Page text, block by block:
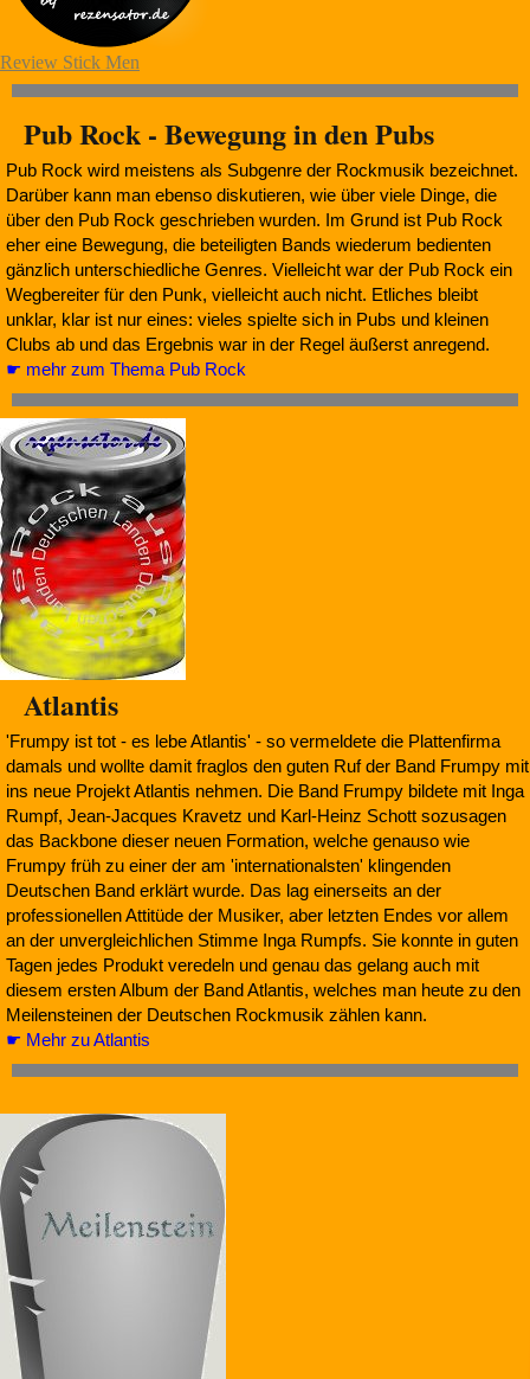
Review Stick Men
Pub Rock - Bewegung in den Pubs
Pub Rock wird meistens als Subgenre der Rockmusik bezeichnet.
Darüber kann man ebenso diskutieren, wie über viele Dinge, die
über den Pub Rock geschrieben wurden. Im Grund ist Pub Rock
eher eine Bewegung, die beteiligten Bands wiederum bedienten
gänzlich unterschiedliche Genres. Vielleicht war der Pub Rock ein
Wegbereiter für den Punk, vielleicht auch nicht. Etliches bleibt
unklar, klar ist nur eines: vieles spielte sich in Pubs und kleinen
Clubs ab und das Ergebnis war in der Regel äußerst anregend.
☛ mehr zum Thema Pub Rock
Atlantis
'Frumpy ist tot - es lebe Atlantis' - so vermeldete die Plattenfirma
damals und wollte damit fraglos den guten Ruf der Band Frumpy mit
ins neue Projekt Atlantis nehmen. Die Band Frumpy bildete mit Inga
Rumpf, Jean-Jacques Kravetz und Karl-Heinz Schott sozusagen
das Backbone dieser neuen Formation, welche genauso wie
Frumpy früh zu einer der am 'internationalsten' klingenden
Deutschen Band erklärt wurde. Das lag einerseits an der
professionellen Attitüde der Musiker, aber letzten Endes vor allem
an der unvergleichlichen Stimme Inga Rumpfs. Sie konnte in guten
Tagen jedes Produkt veredeln und genau das gelang auch mit
diesem ersten Album der Band Atlantis, welches man heute zu den
Meilensteinen der Deutschen Rockmusik zählen kann.
☛ Mehr zu Atlantis